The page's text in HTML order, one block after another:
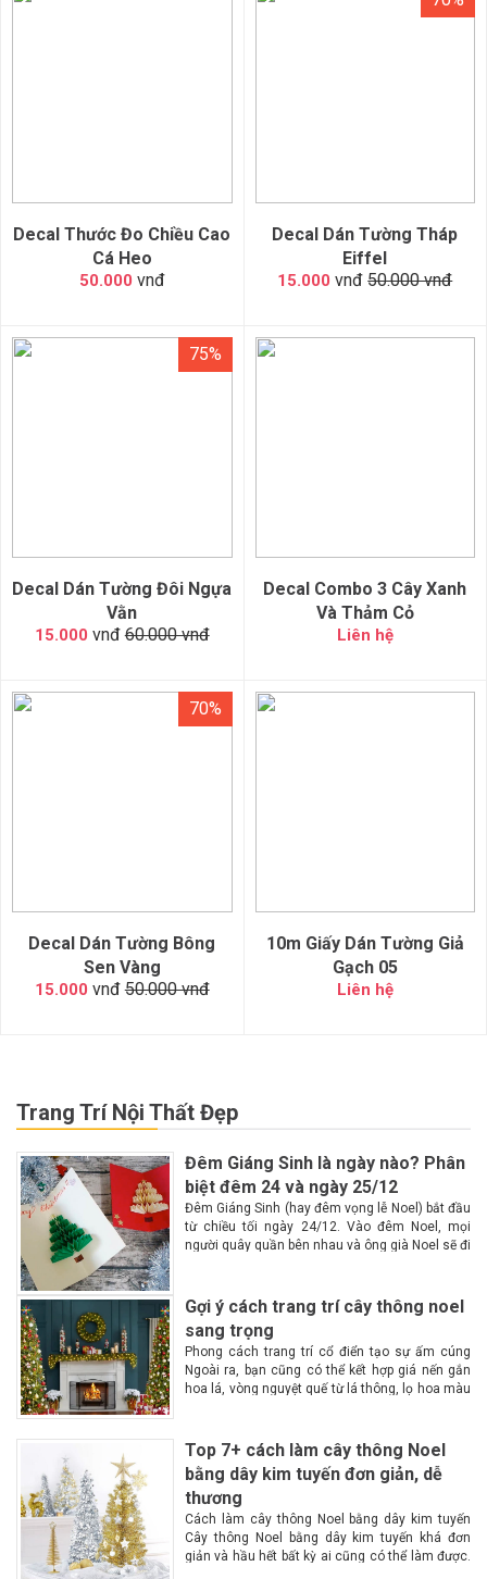
Decal Thước Đo Chiều Cao
Cá Heo
50.000 vnđ
Decal Dán Tường Tháp
Eiffel
15.000 vnđ 50.000 vnđ
75%
Decal Dán Tường Đôi Ngựa
Vằn
15.000 vnđ 60.000 vnđ
Decal Combo 3 Cây Xanh
Và Thảm Cỏ
Liên hệ
70%
Decal Dán Tường Bông
Sen Vàng
15.000 vnđ 50.000 vnđ
10m Giấy Dán Tường Giả
Gạch 05
Liên hệ
Trang Trí Nội Thất Đẹp
Đêm Giáng Sinh là ngày nào? Phân
biệt đêm 24 và ngày 25/12
Đêm Giáng Sinh (hay đêm vọng lễ Noel) bắt đầu
từ chiều tối ngày 24/12. Vào đêm Noel, mọi
người quây quần bên nhau và ông già Noel sẽ đi
Gợi ý cách trang trí cây thông noel
sang trọng
Phong cách trang trí cổ điển tạo sự ấm cúng
Ngoài ra, bạn cũng có thể kết hợp giá nến gắn
hoa lá, vòng nguyệt quế từ lá thông, lọ hoa màu
Top 7+ cách làm cây thông Noel
bằng dây kim tuyến đơn giản, dễ
thương
Cách làm cây thông Noel bằng dây kim tuyến
Cây thông Noel bằng dây kim tuyến khá đơn
giản và hầu hết bất kỳ ai cũng có thể làm được.